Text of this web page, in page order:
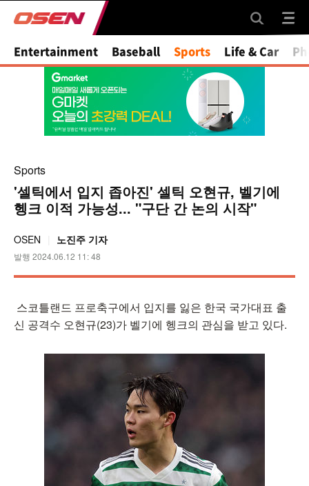
Mute
Entertainment Baseball Sports Life & Car
Sports
'셀틱에서 입지 좁아진' 셀틱 오현규, 벨기에
헹크 이적 가능성... "구단 간 논의 시작"
OSEN 노진주 기자
발행 2024.06.12 11: 48
스코틀랜드 프로축구에서 입지를 잃은 한국 국가대표 출
신 공격수 오현규(23)가 벨기에 헹크의 관심을 받고 있다.